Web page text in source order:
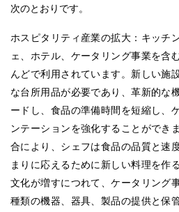
次のとおりです。
ホスピタリティ産業の拡大：キッチ
ェ、ホテル、ケータリング事業を含
んどで利用されています。新しい施
な台所用品が必要であり、革新的な
ードし、食品の準備時間を短縮し、
ンテーションを強化することができ
合により、シェフは食品の品質と速
まりに応えるために新しい料理を作
文化が増すにつれて、ケータリング
種類の機器、器具、製品の提供と保